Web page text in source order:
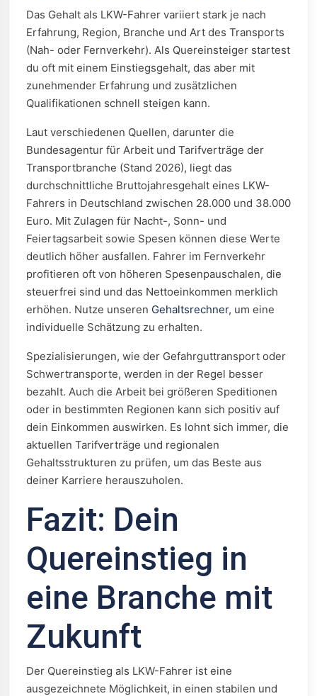
Das Gehalt als LKW-Fahrer variiert stark je nach
Erfahrung, Region, Branche und Art des Transports
(Nah- oder Fernverkehr). Als Quereinsteiger startest
du oft mit einem Einstiegsgehalt, das aber mit
zunehmender Erfahrung und zusätzlichen
Qualifikationen schnell steigen kann.
Laut verschiedenen Quellen, darunter die
Bundesagentur für Arbeit und Tarifverträge der
Transportbranche (Stand 2026), liegt das
durchschnittliche Bruttojahresgehalt eines LKW-
Fahrers in Deutschland zwischen 28.000 und 38.000
Euro. Mit Zulagen für Nacht-, Sonn- und
Feiertagsarbeit sowie Spesen können diese Werte
deutlich höher ausfallen. Fahrer im Fernverkehr
profitieren oft von höheren Spesenpauschalen, die
steuerfrei sind und das Nettoeinkommen merklich
erhöhen. Nutze unseren Gehaltsrechner, um eine
individuelle Schätzung zu erhalten.
Spezialisierungen, wie der Gefahrguttransport oder
Schwertransporte, werden in der Regel besser
bezahlt. Auch die Arbeit bei größeren Speditionen
oder in bestimmten Regionen kann sich positiv auf
dein Einkommen auswirken. Es lohnt sich immer, die
aktuellen Tarifverträge und regionalen
Gehaltsstrukturen zu prüfen, um das Beste aus
deiner Karriere herauszuholen.
Fazit: Dein
Quereinstieg in
eine Branche mit
Zukunft
Der Quereinstieg als LKW-Fahrer ist eine
ausgezeichnete Möglichkeit, in einen stabilen und